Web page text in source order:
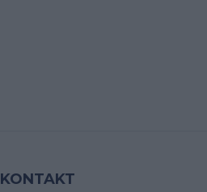
KONTAKT